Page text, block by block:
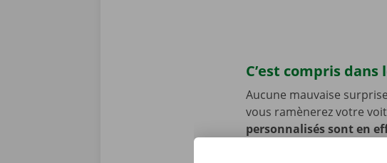
C’est compris
Aucune mauvaise
vous ramènerez votre
personnalisés sont en